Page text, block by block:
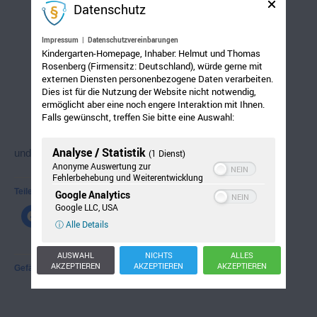
Salz
250 g Mehl
und abbacken.
Teilen mit:
Gefällt mir:
Datenschutz
Impressum | Datenschutzvereinbarungen
Kindergarten-Homepage, Inhaber: Helmut und Thomas
Rosenberg (Firmensitz: Deutschland), würde gerne mit
externen Diensten personenbezogene Daten verarbeiten.
Dies ist für die Nutzung der Website nicht notwendig,
ermöglicht aber eine noch engere Interaktion mit Ihnen.
Falls gewünscht, treffen Sie bitte eine Auswahl:
Analyse / Statistik (1 Dienst)
Anonyme Auswertung zur
Fehlerbehebung und Weiterentwicklung
Google Analytics
Google LLC, USA
ⓘ Alle Details
AUSWAHL
AKZEPTIEREN
NICHTS
AKZEPTIEREN
ALLES
AKZEPTIEREN